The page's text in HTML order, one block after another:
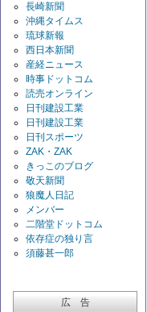
長崎新聞
沖縄タイムス
琉球新報
西日本新聞
産経ニュース
時事ドットコム
読売オンライン
日刊建設工業
日刊建設工業
日刊スポーツ
ZAK・ZAK
きっこのブログ
敬天新聞
狼魔人日記
メンバー
二階堂ドットコム
依存症の独り言
須藤甚一郎
広 告